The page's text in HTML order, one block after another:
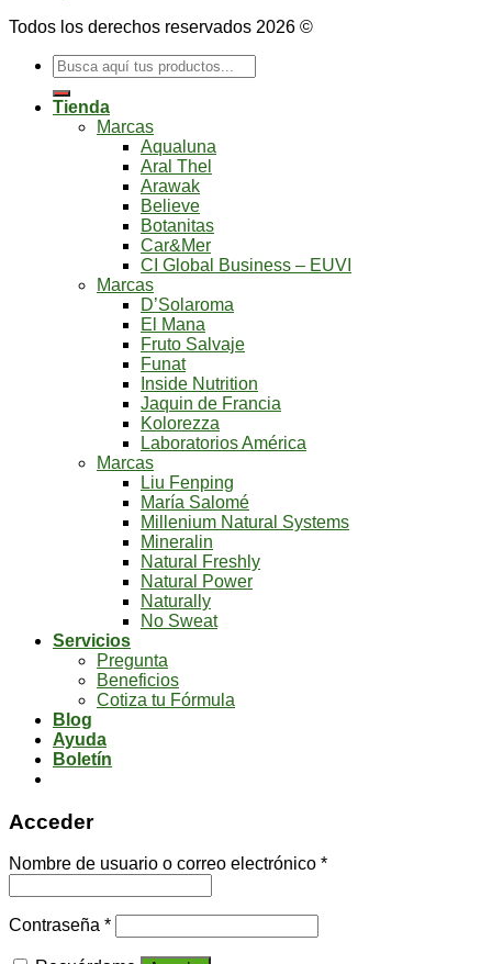
Todos los derechos reservados 2026 ©
Buscar
por:
Tienda
Marcas
Aqualuna
Aral Thel
Arawak
Believe
Botanitas
Car&Mer
CI Global Business – EUVI
Marcas
D’Solaroma
El Mana
Fruto Salvaje
Funat
Inside Nutrition
Jaquin de Francia
Kolorezza
Laboratorios América
Marcas
Liu Fenping
María Salomé
Millenium Natural Systems
Mineralin
Natural Freshly
Natural Power
Naturally
No Sweat
Servicios
Pregunta
Beneficios
Cotiza tu Fórmula
Blog
Ayuda
Boletín
Acceder
Nombre de usuario o correo electrónico *
Contraseña *